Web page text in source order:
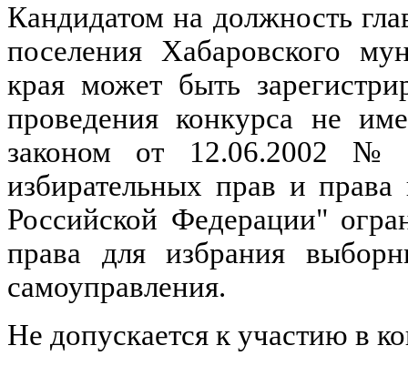
Кандидатом на должность
поселения Хабаровского
края может быть
проведения конкурса не
законом от 12.06.2002
избирательных прав и
Российской Федерации"
права для избрания
самоуправления.
Не допускается к участию в